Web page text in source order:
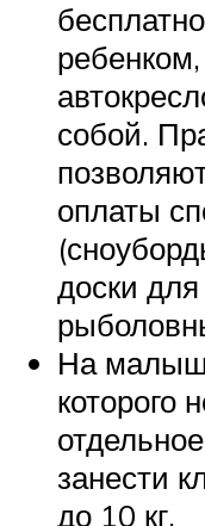
собой.
оплаты
доски
На
которого
занести
до 10 кг.